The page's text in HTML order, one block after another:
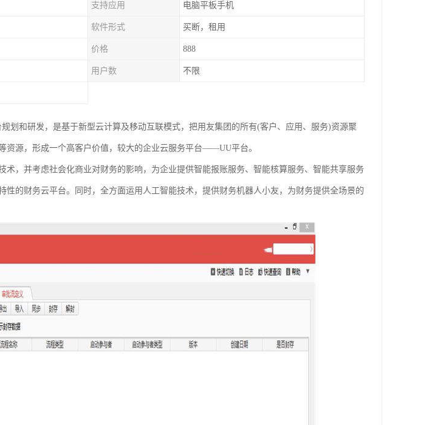
支持应用 电脑平板手机
软件形式 买断，租用
价格 888
用户数 不限
划和研发，是基于新型云计算及移动互联模式，把用友集团的所有(客户、应用、服务)资源聚
资源，形成一个高客户价值，较大的企业云服务平台——UU平台。
术，并考虑社会化商业对财务的影响，为企业提供智能报账服务、智能核算服务、智能共享服务
性的财务云平台。同时，全方面运用人工智能技术，提供财务机器人小友，为财务提供全场景的